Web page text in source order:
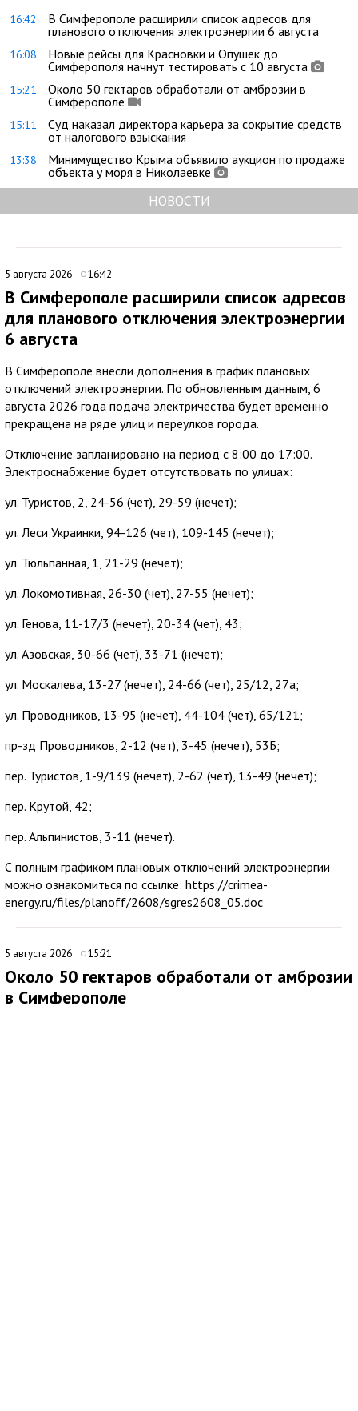
16:42
В Симферополе расширили список адресов для
планового отключения электроэнергии 6 августа
16:08
Новые рейсы для Красновки и Опушек до
Симферополя начнут тестировать с 10 августа
15:21
Около 50 гектаров обработали от амброзии в
Симферополе
15:11
Суд наказал директора карьера за сокрытие средств
от налогового взыскания
13:38
Минимущество Крыма объявило аукцион по продаже
объекта у моря в Николаевке
НОВОСТИ
5 августа 2026 16:42
В Симферополе расширили список адресов
для планового отключения электроэнергии
6 августа
В Симферополе внесли дополнения в график плановых
отключений электроэнергии. По обновленным данным, 6
августа 2026 года подача электричества будет временно
прекращена на ряде улиц и переулков города.
Отключение запланировано на период с 8:00 до 17:00.
Электроснабжение будет отсутствовать по улицах:
ул. Туристов, 2, 24-56 (чет), 29-59 (нечет);
ул. Леси Украинки, 94-126 (чет), 109-145 (нечет);
ул. Тюльпанная, 1, 21-29 (нечет);
ул. Локомотивная, 26-30 (чет), 27-55 (нечет);
ул. Генова, 11-17/3 (нечет), 20-34 (чет), 43;
ул. Азовская, 30-66 (чет), 33-71 (нечет);
ул. Москалева, 13-27 (нечет), 24-66 (чет), 25/12, 27а;
ул. Проводников, 13-95 (нечет), 44-104 (чет), 65/121;
пр-зд Проводников, 2-12 (чет), 3-45 (нечет), 53Б;
пер. Туристов, 1-9/139 (нечет), 2-62 (чет), 13-49 (нечет);
пер. Крутой, 42;
пер. Альпинистов, 3-11 (нечет).
С полным графиком плановых отключений электроэнергии
можно ознакомиться по ссылке: https://crimea-
energy.ru/files/planoff/2608/sgres2608_05.doc
5 августа 2026 15:21
Около 50 гектаров обработали от амброзии
в Симферополе